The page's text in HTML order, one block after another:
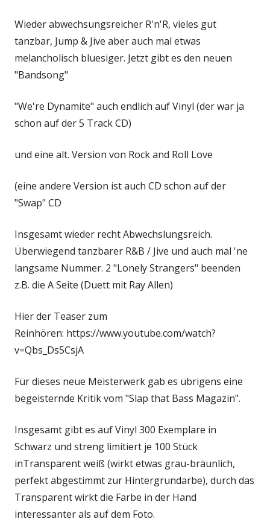
Wieder abwechsungsreicher R'n'R, vieles gut
tanzbar, Jump & Jive aber auch mal etwas
melancholisch bluesiger. Jetzt gibt es den neuen
"Bandsong"
"We're Dynamite" auch endlich auf Vinyl (der war ja
schon auf der 5 Track CD)
und eine alt. Version von Rock and Roll Love
(eine andere Version ist auch CD schon auf der
"Swap" CD
Insgesamt wieder recht Abwechslungsreich.
Überwiegend tanzbarer R&B / Jive und auch mal 'ne
langsame Nummer. 2 "Lonely Strangers" beenden
z.B. die A Seite (Duett mit Ray Allen)
Hier der Teaser zum
Reinhören: https://www.youtube.com/watch?
v=Qbs_Ds5CsjA
Für dieses neue Meisterwerk gab es übrigens eine
begeisternde Kritik vom "Slap that Bass Magazin".
Insgesamt gibt es auf Vinyl 300 Exemplare in
Schwarz und streng limitiert je 100 Stück
inTransparent weiß (wirkt etwas grau-bräunlich,
perfekt abgestimmt zur Hintergrundarbe), durch das
Transparent wirkt die Farbe in der Hand
interessanter als auf dem Foto.